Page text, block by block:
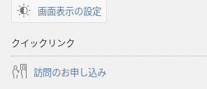
画面表示の設定
クイックリンク
訪問のお申し込み